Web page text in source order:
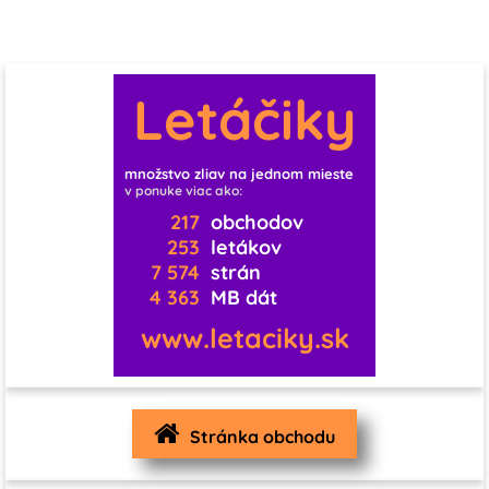
0 0
0
1
1
0 0 0
1 0 0
Letáčiky
množstvo zliav na jednom mieste
v ponuke viac ako:
217 obchodov
253 letákov
7 574 strán
4 363 MB dát
www.letaciky.sk
Stránka obchodu